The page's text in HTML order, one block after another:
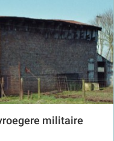
militaire